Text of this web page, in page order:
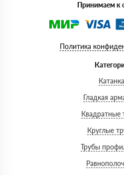
Принимаем к
Политика
Катанка
Гладкая
Квадратные
Круглые
Трубы